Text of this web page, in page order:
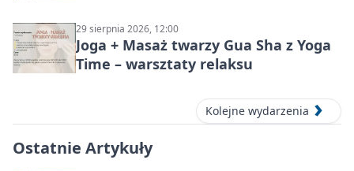
29 sierpnia 2026, 12:00
Joga + Masaż twarzy Gua Sha z Yoga
Time – warsztaty relaksu
Kolejne wydarzenia
Ostatnie Artykuły